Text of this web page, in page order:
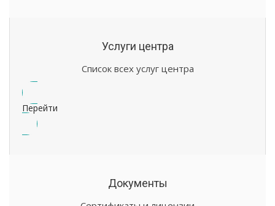
Услуги центра
Список всех услуг центра
Перейти
Документы